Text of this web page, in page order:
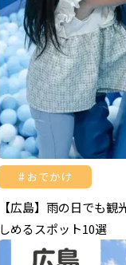
おでかけ
【広島】雨の日でも
しめるスポット10選